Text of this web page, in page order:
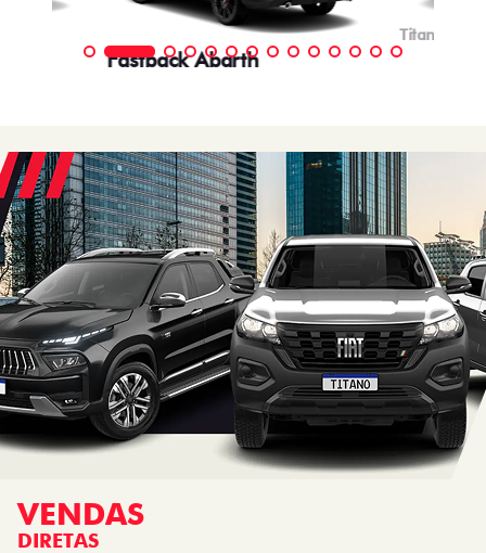
Fastback Abarth
Titano
VENDAS
DIRETAS